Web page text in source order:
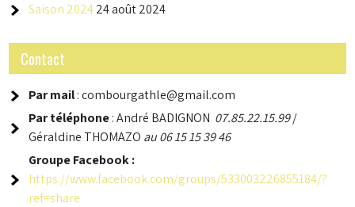
Saison 202424 août 2024
Contact
Par mail: combourgathle@gmail.com
Par téléphone: André BADIGNON 07.85.22.15.99/
Géraldine THOMAZO au 06 15 15 39 46
GroupeFacebook :
https://www.facebook.com/groups/533003226855184/?
ref=share